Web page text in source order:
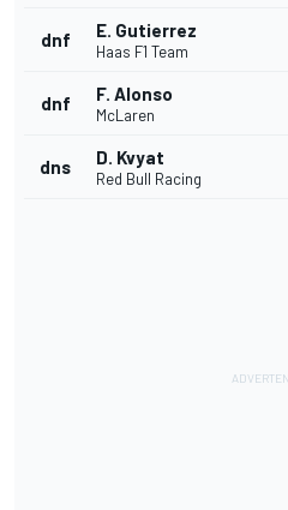
dnf E. Gutierrez
Haas F1 Team
dnf F. Alonso
McLaren
dns D. Kvyat
Red Bull Racing